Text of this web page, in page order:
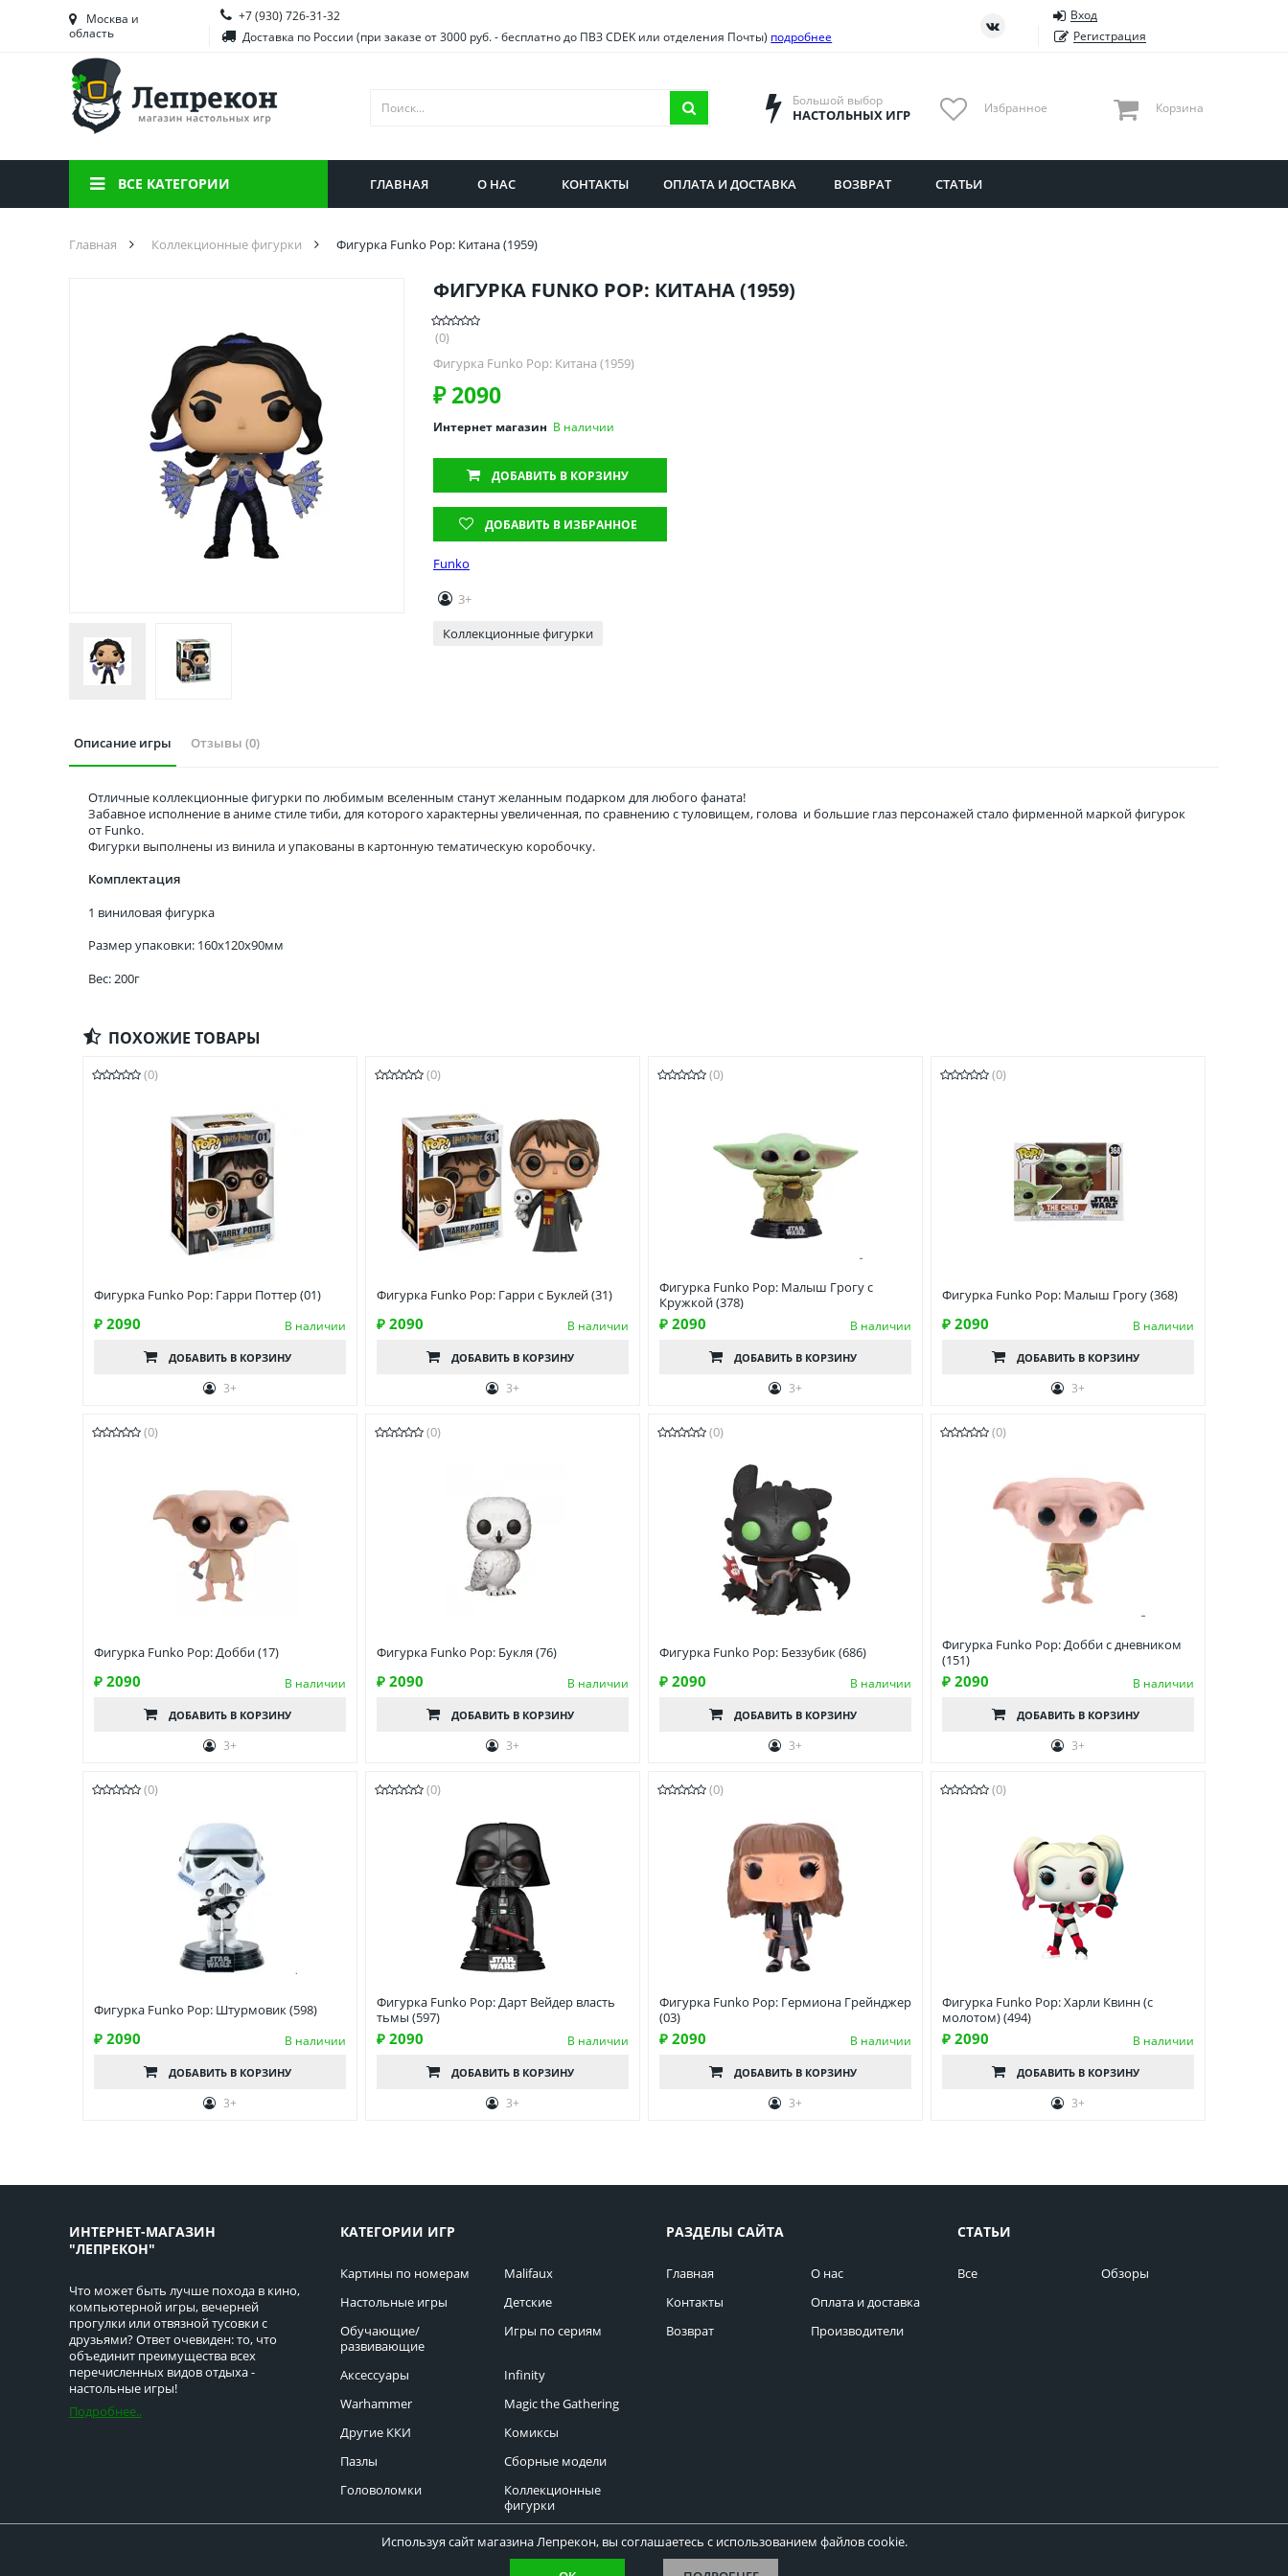
Башкортостан
Брянская область
Вологодская область
Воронежская область
Иркутская область
Саратовская область
Тюменская область
Ульяновская область
Москва и
область
+7 (930) 726-31-32
Доставка по России (при заказе от 3000 руб. - бесплатно до ПВЗ CDEK или отделения Почты) подробнее
Вход
Регистрация
Большой выбор
НАСТОЛЬНЫХ ИГР Избранное Корзина
ВСЕ КАТЕГОРИИ ГЛАВНАЯ О НАС КОНТАКТЫ ОПЛАТА И ДОСТАВКА ВОЗВРАТ СТАТЬИ
Главная Коллекционные фигурки Фигурка Funko Pop: Китана (1959)
ФИГУРКА FUNKO POP: КИТАНА (1959)
(0)
Фигурка Funko Pop: Китана (1959)
₽ 2090
Интернет магазин В наличии
ДОБАВИТЬ В КОРЗИНУ
ДОБАВИТЬ В ИЗБРАННОЕ
Funko
3+
Коллекционные фигурки
Описание игры Отзывы (0)
Отличные коллекционные фигурки по любимым вселенным станут желанным подарком для любого фаната!
Забавное исполнение в аниме стиле тиби, для которого характерны увеличенная, по сравнению с туловищем, голова и большие глаз персонажей стало фирменной маркой фигурок
от Funko.
Фигурки выполнены из винила и упакованы в картонную тематическую коробочку.
Комплектация
1 виниловая фигурка
Размер упаковки: 160x120x90мм
Вес: 200г
ПОХОЖИЕ ТОВАРЫ
(0)
Фигурка Funko Pop: Гарри Поттер (01)
₽ 2090 В наличии
ДОБАВИТЬ В КОРЗИНУ
3+
(0)
Фигурка Funko Pop: Гарри с Буклей (31)
₽ 2090 В наличии
ДОБАВИТЬ В КОРЗИНУ
3+
(0)
Фигурка Funko Pop: Малыш Грогу с
Кружкой (378)
₽ 2090 В наличии
ДОБАВИТЬ В КОРЗИНУ
3+
(0)
Фигурка Funko Pop: Малыш Грогу (368)
₽ 2090 В наличии
ДОБАВИТЬ В КОРЗИНУ
3+
(0)
Фигурка Funko Pop: Добби (17)
₽ 2090 В наличии
ДОБАВИТЬ В КОРЗИНУ
3+
(0)
Фигурка Funko Pop: Букля (76)
₽ 2090 В наличии
ДОБАВИТЬ В КОРЗИНУ
3+
(0)
Фигурка Funko Pop: Беззубик (686)
₽ 2090 В наличии
ДОБАВИТЬ В КОРЗИНУ
3+
(0)
Фигурка Funko Pop: Добби с дневником
(151)
₽ 2090 В наличии
ДОБАВИТЬ В КОРЗИНУ
3+
(0)
Фигурка Funko Pop: Штурмовик (598)
₽ 2090 В наличии
ДОБАВИТЬ В КОРЗИНУ
3+
(0)
Фигурка Funko Pop: Дарт Вейдер власть
тьмы (597)
₽ 2090 В наличии
ДОБАВИТЬ В КОРЗИНУ
3+
(0)
Фигурка Funko Pop: Гермиона Грейнджер
(03)
₽ 2090 В наличии
ДОБАВИТЬ В КОРЗИНУ
3+
(0)
Фигурка Funko Pop: Харли Квинн (с
молотом) (494)
₽ 2090 В наличии
ДОБАВИТЬ В КОРЗИНУ
3+
ИНТЕРНЕТ-МАГАЗИН
"ЛЕПРЕКОН"
Что может быть лучше похода в кино,
компьютерной игры, вечерней
прогулки или отвязной тусовки с
друзьями? Ответ очевиден: то, что
объединит преимущества всех
перечисленных видов отдыха -
настольные игры!
Подробнее..
КАТЕГОРИИ ИГР
Картины по номерам
Malifaux
Настольные игры
Детские
Обучающие/
развивающие
Игры по сериям
Аксессуары
Infinity
Warhammer
Magic the Gathering
Другие ККИ
Комиксы
Пазлы
Сборные модели
Головоломки
Коллекционные
фигурки
РАЗДЕЛЫ САЙТА
Главная
О нас
Контакты
Оплата и доставка
Возврат
Производители
СТАТЬИ
Все Обзоры
Используя сайт магазина Лепрекон, вы соглашаетесь с использованием файлов cookie.